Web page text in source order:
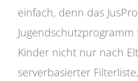
einfach, denn das
Kinder nicht nur nach
serverbasierter